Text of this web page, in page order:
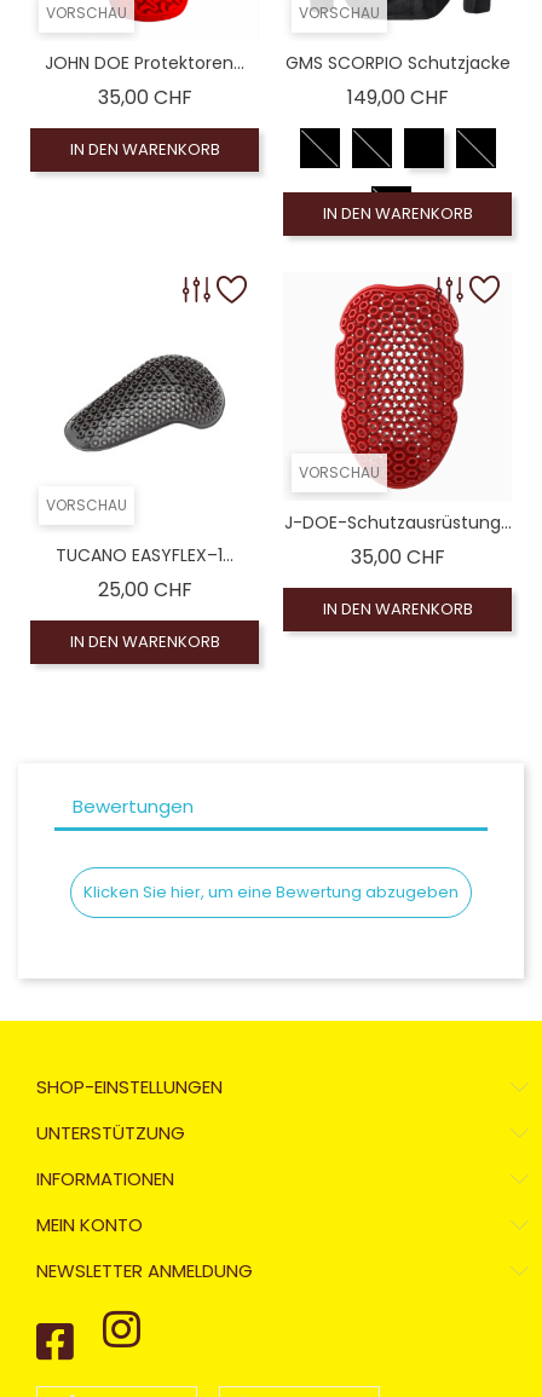
VORSCHAU
JOHN DOE Protektoren...
35,00 CHFPreis
IN DEN WARENKORB
VORSCHAU
GMS SCORPIO Schutzjacke
149,00 CHFPreis
IN DEN WARENKORB
VORSCHAU
TUCANO EASYFLEX–1...
25,00 CHFPreis
IN DEN WARENKORB
VORSCHAU
J-DOE-Schutzausrüstung...
35,00 CHFPreis
IN DEN WARENKORB
Bewertungen
Klicken Sie hier, um eine Bewertung abzugeben
SHOP-EINSTELLUNGEN
UNTERSTÜTZUNG
INFORMATIONEN
MEIN KONTO
NEWSLETTER ANMELDUNG